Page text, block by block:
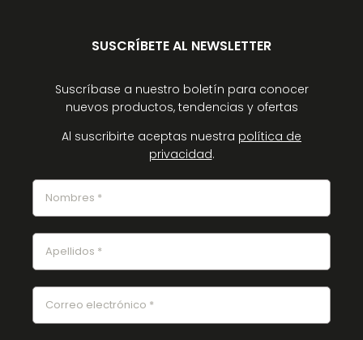
SUSCRÍBETE AL NEWSLETTER
Suscríbase a nuestro boletín para conocer
nuevos productos, tendencias y ofertas
Al suscribirte aceptas nuestra política de
privacidad.